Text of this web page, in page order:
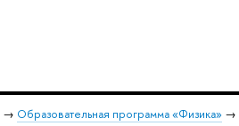
→ Образовательная программа «Физика» →